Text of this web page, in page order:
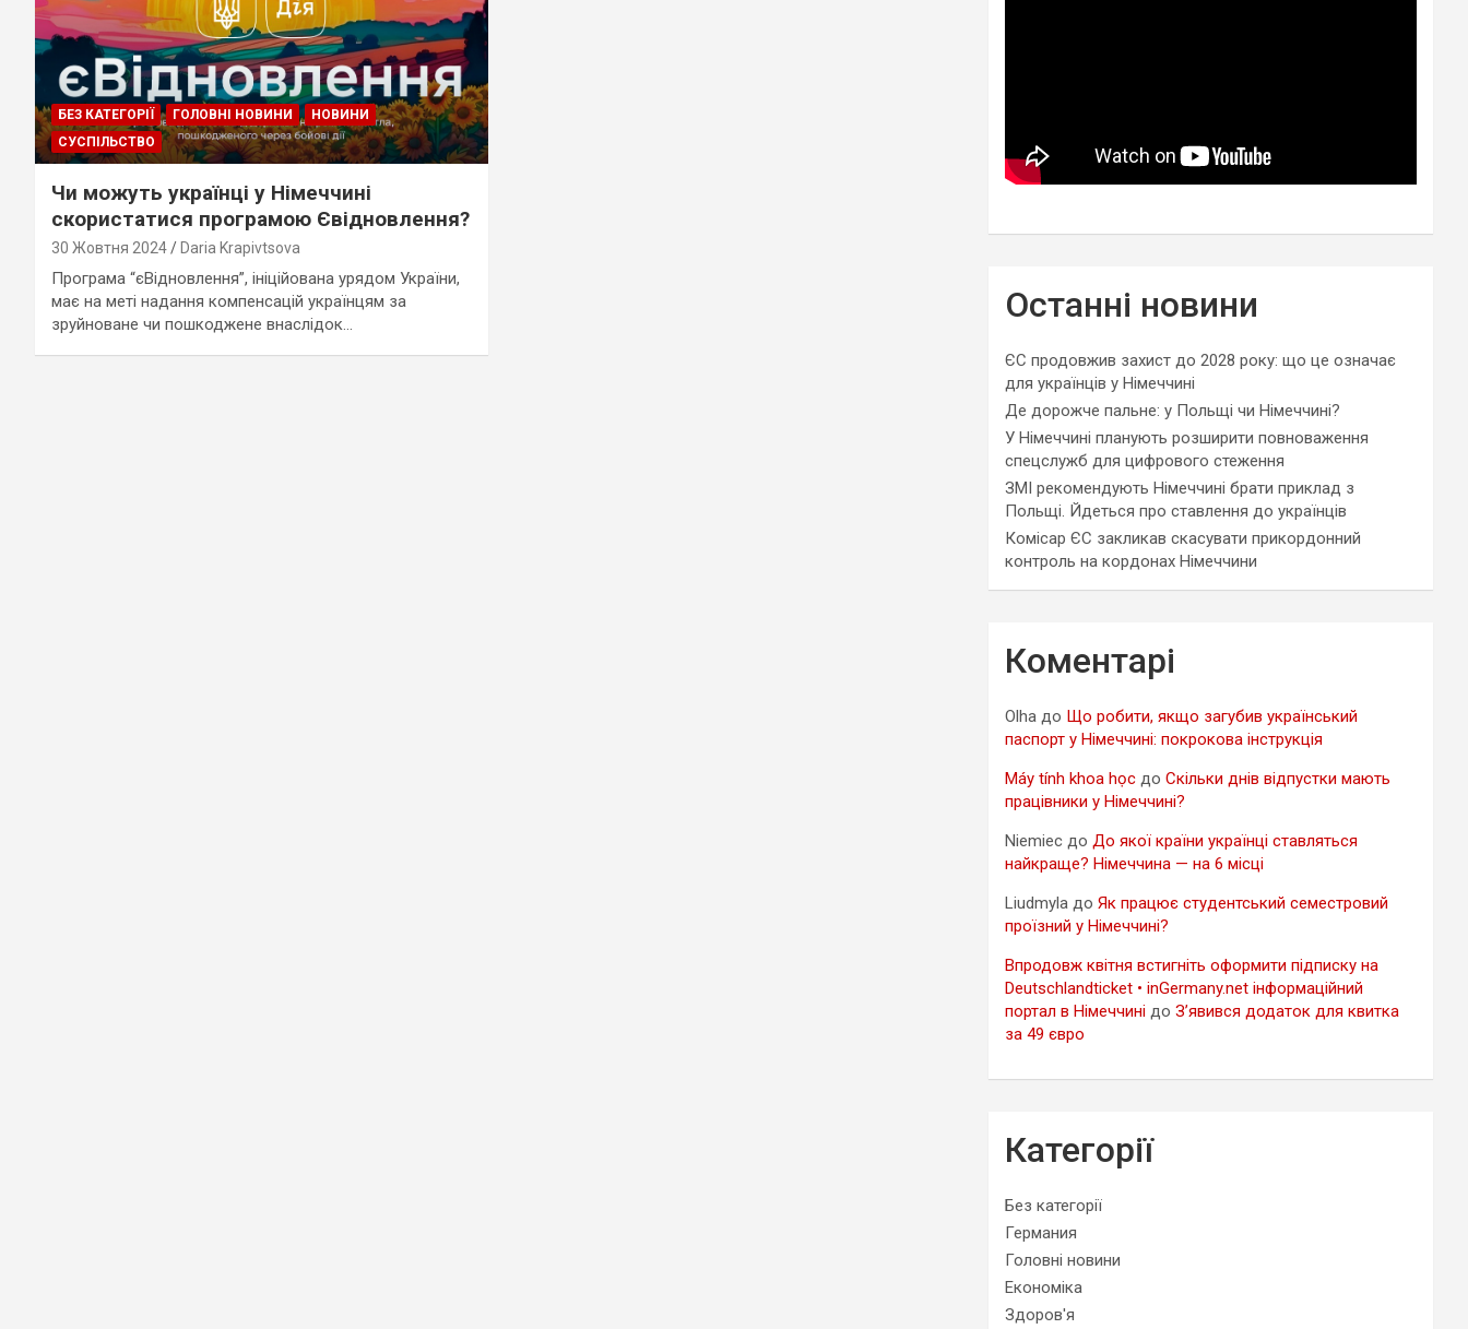
БЕЗ КАТЕГОРІЇ ГОЛОВНІ НОВИНИ
НОВИНИ
СУСПІЛЬСТВО
Чи можуть українці у Німеччині
скористатися програмою Євідновлення?
30 Жовтня 2024 Daria Krapivtsova
Програма “єВідновлення”, ініційована урядом України,
має на меті надання компенсацій українцям за
зруйноване чи пошкоджене внаслідок…
Останні новини
ЄС продовжив захист до 2028 року: що це означає
для українців у Німеччині
Де дорожче пальне: у Польщі чи Німеччині?
У Німеччині планують розширити повноваження
спецслужб для цифрового стеження
ЗМІ рекомендують Німеччині брати приклад з
Польщі. Йдеться про ставлення до українців
Комісар ЄС закликав скасувати прикордонний
контроль на кордонах Німеччини
Коментарі
Olha до Що робити, якщо загубив український
паспорт у Німеччині: покрокова інструкція
Máy tính khoa học доСкільки днів відпустки мають
працівники у Німеччині?
Niemiec доДо якої країни українці ставляться
найкраще? Німеччина — на 6 місці
Liudmyla доЯк працює студентський семестровий
проїзний у Німеччині?
Впродовж квітня встигніть оформити підписку на
Deutschlandticket • inGermany.net інформаційний
портал в Німеччині доЗ’явився додаток для квитка
за 49 євро
Категорії
Без категорії
Германия
Головні новини
Економіка
Здоров'я